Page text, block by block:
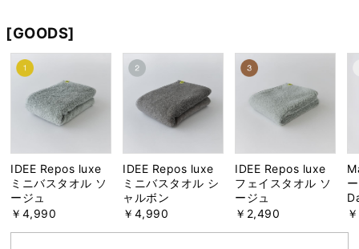
[GOODS]
IDEE Repos luxe
ミニバスタオル ソ
ージュ
￥4,990
IDEE Repos luxe
ミニバスタオル シ
ャルボン
￥4,990
IDEE Repos luxe
フェイスタオル ソ
ージュ
￥2,490